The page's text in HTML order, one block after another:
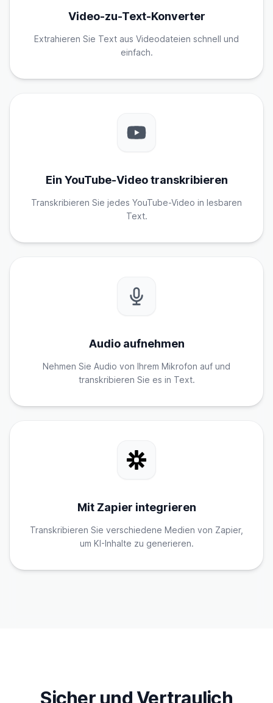
Video-zu-Text-Konverter
Extrahieren Sie Text aus Videodateien schnell und
einfach.
Ein YouTube-Video transkribieren
Transkribieren Sie jedes YouTube-Video in lesbaren
Text.
Audio aufnehmen
Nehmen Sie Audio von Ihrem Mikrofon auf und
transkribieren Sie es in Text.
Mit Zapier integrieren
Transkribieren Sie verschiedene Medien von Zapier,
um KI-Inhalte zu generieren.
Sicher und Vertraulich